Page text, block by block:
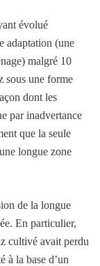
évolué
adaptation (une
malgré 10
sous une forme
dont les
par inadvertance
que la seule
longue zone
de la longue
En particulier,
cultivé avait perdu
à la base d’un